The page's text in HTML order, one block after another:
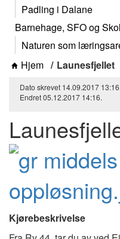
Padling i Dalane
Barnehage, SFO og
Naturen som
Hjem Launesfjellet
Dato skrevet 14.09.2017 13:16
Endret05.12.2017 14:16.
Kjørebeskrivelse